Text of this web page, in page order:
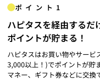
ポイント1
ハピタスを経由するだ
ポイントが貯まる！
ハピタスはお買い物やサー
3,000以上！)でポイントが貯
マネー、ギフト券などに交換